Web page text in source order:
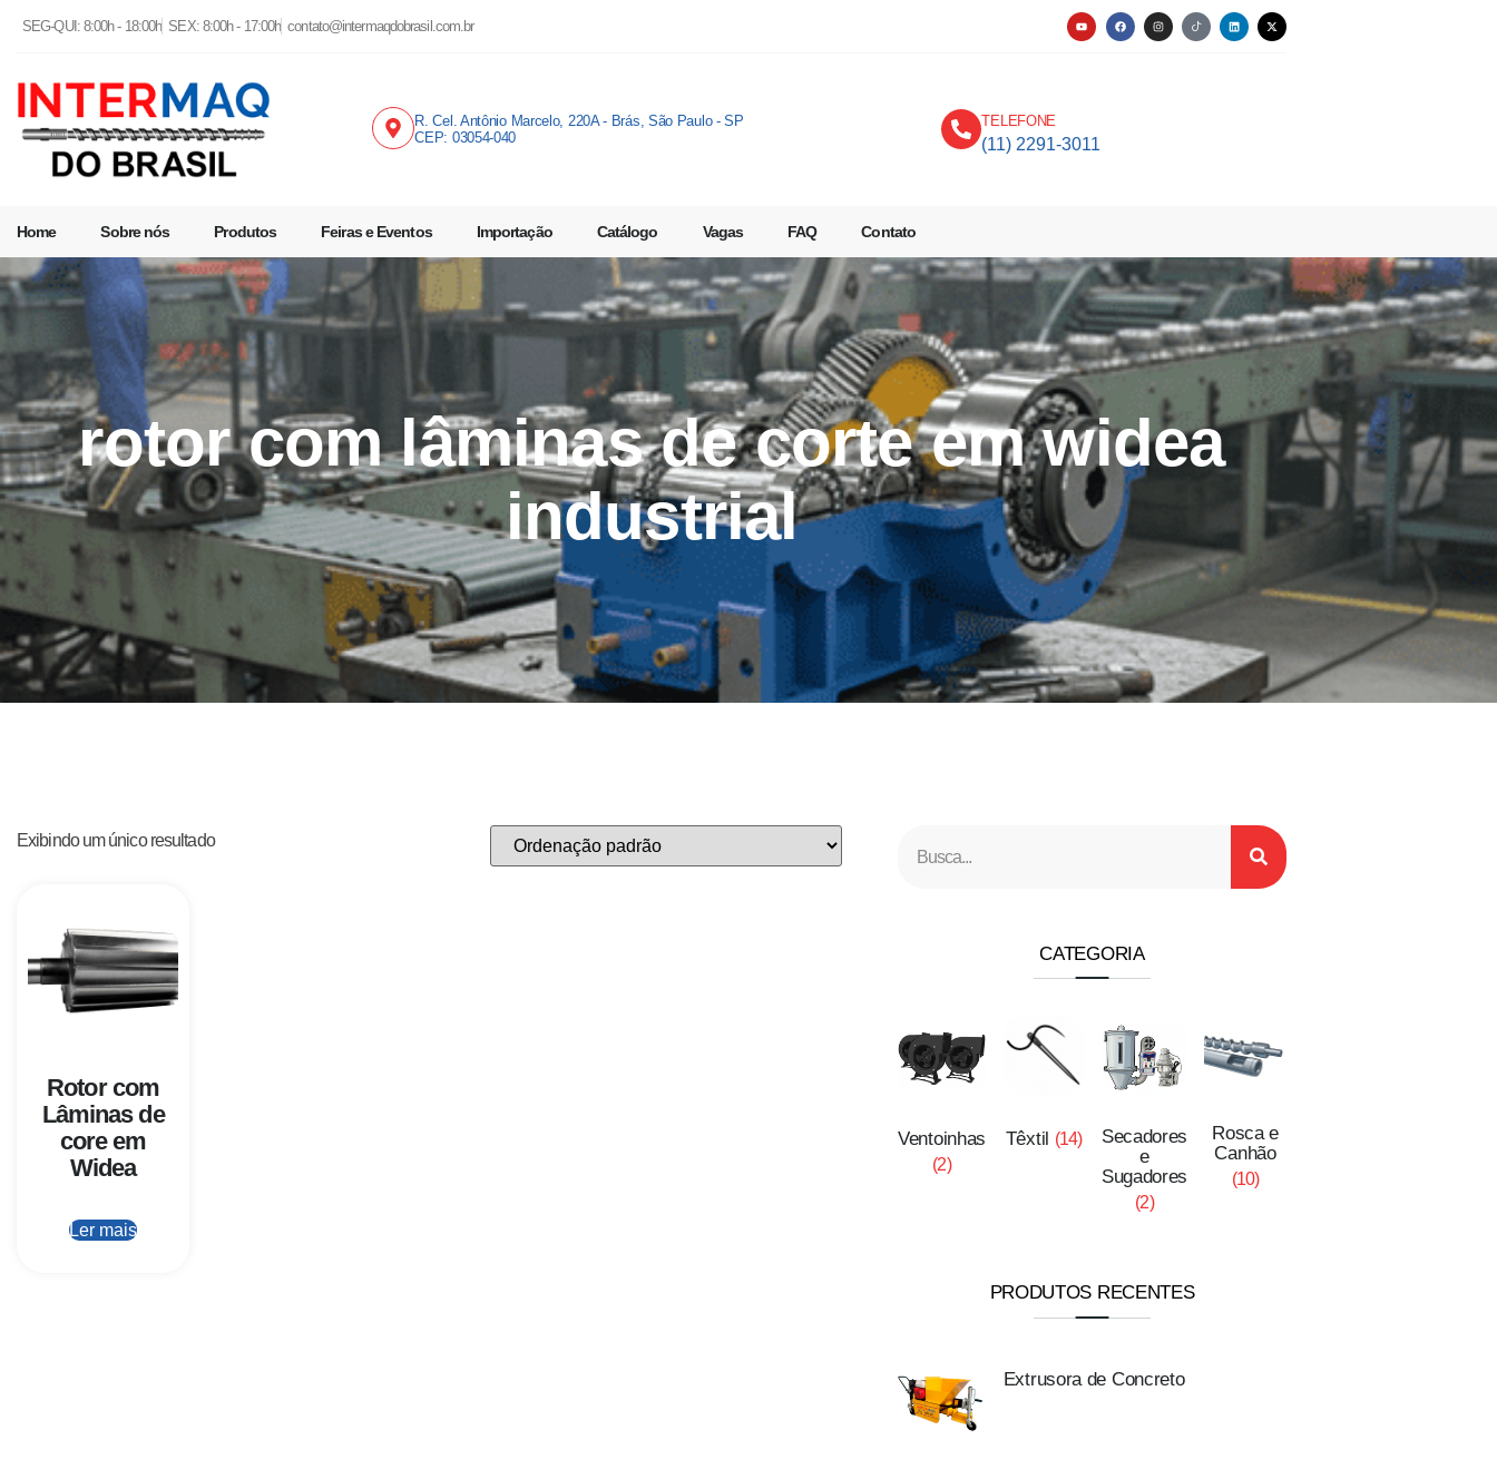
SEG-QUI: 8:00h - 18:00h SEX: 8:00h - 17:00h contato@intermaqdobrasil.com.br
R. Cel. Antônio Marcelo, 220A - Brás, São Paulo - SP
CEP: 03054-040
TELEFONE
(11) 2291-3011
Home Sobre nós Produtos Feiras e Eventos Importação Catálogo Vagas FAQ Contato
rotor com lâminas de corte em widea
industrial
Exibindo um único resultado
Rotor com
Lâminas de
core em
Widea
Ler mais
CATEGORIA
Ventoinhas
(2)
Têxtil (14)
Secadores
e
Sugadores
(2)
Rosca e
Canhão
(10)
PRODUTOS RECENTES
Extrusora de Concreto